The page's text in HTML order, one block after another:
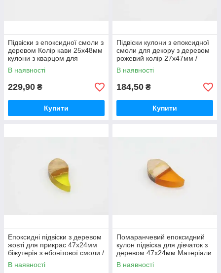
Підвіски з епоксидної смоли з
деревом Колір кави 25х48мм
кулони з кварцом для
рукоділля / Підвіски з
епоксидної смоли з деревом
В наявності
229,90 ₴
Купити
Підвіски кулони з епоксидної
смоли для декору з деревом
рожевий колір 27х47мм /
Підвіски кулони з епоксидної
смоли для декору з
В наявності
184,50 ₴
Купити
Епоксидні підвіски з деревом
жовті для прикрас 47х24мм
біжутерія з ебонітової смоли /
Епоксидні підвіски з деревом
жовті для
В наявності
Помаранчевий епоксидний
кулон підвіска для дівчаток з
деревом 47х24мм Матеріали
та фурнітура для рукоділля /
Помаранчевий
В наявності